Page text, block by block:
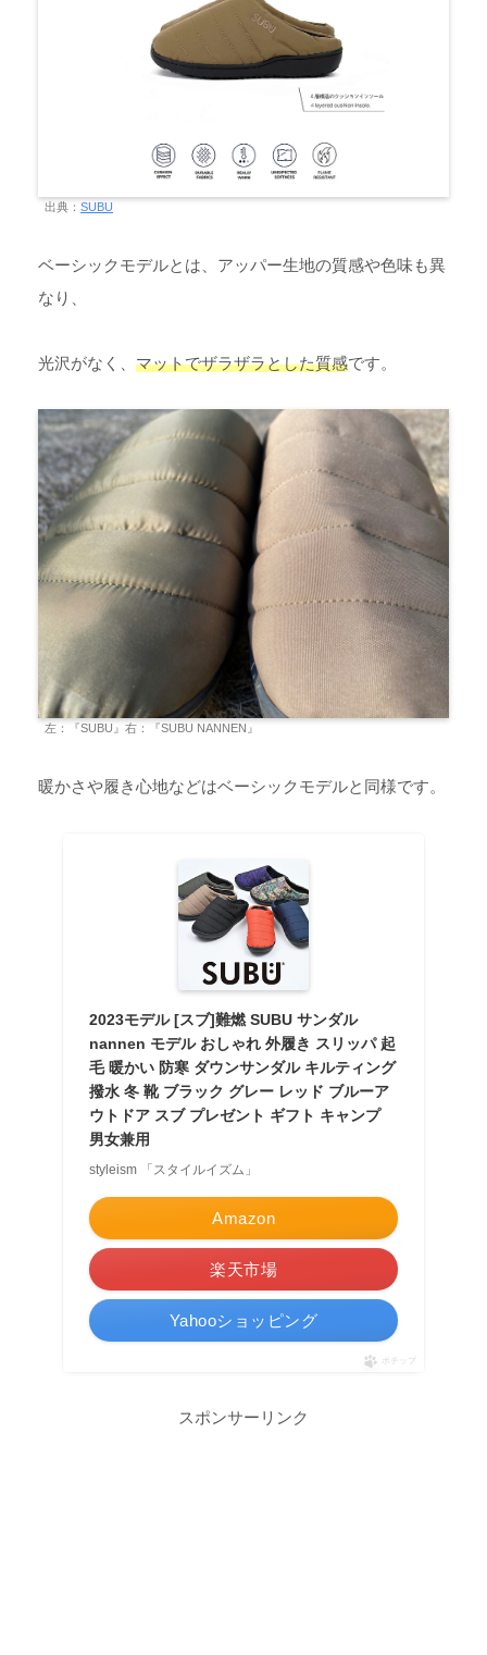
出典： SUBU
ベーシックモデルとは、アッパー生地の質感や色味も異
なり、
光沢がなく、 マットでザラザラとした質感です。
左：『SUBU』右：『SUBU NANNEN』
暖かさや履き心地などはベーシックモデルと同様です。
2023モデル [スブ]難燃 SUBU サンダル
nannen モデル おしゃれ 外履き スリッパ 起
毛 暖かい 防寒 ダウンサンダル キルティング
撥水 冬 靴 ブラック グレー レッド ブルーア
ウトドア スブ プレゼント ギフト キャンプ
男女兼用
styleism 「スタイルイズム」
Amazon
楽天市場
Yahooショッピング
ポチップ
スポンサーリンク